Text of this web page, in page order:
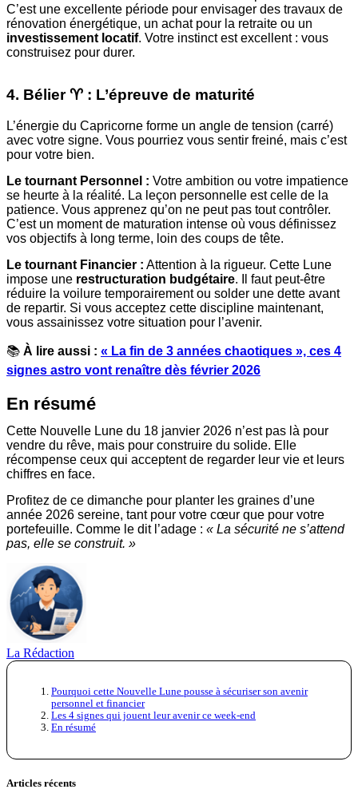
C’est une excellente période pour envisager des travaux de
rénovation énergétique, un achat pour la retraite ou un
investissement locatif. Votre instinct est excellent : vous
construisez pour durer.
4. Bélier ♈️ : L’épreuve de maturité
L’énergie du Capricorne forme un angle de tension (carré)
avec votre signe. Vous pourriez vous sentir freiné, mais c’est
pour votre bien.
Le tournant Personnel : Votre ambition ou votre impatience
se heurte à la réalité. La leçon personnelle est celle de la
patience. Vous apprenez qu’on ne peut pas tout contrôler.
C’est un moment de maturation intense où vous définissez
vos objectifs à long terme, loin des coups de tête.
Le tournant Financier : Attention à la rigueur. Cette Lune
impose une restructuration budgétaire. Il faut peut-être
réduire la voilure temporairement ou solder une dette avant
de repartir. Si vous acceptez cette discipline maintenant,
vous assainissez votre situation pour l’avenir.
📚 À lire aussi : « La fin de 3 années chaotiques », ces 4
signes astro vont renaître dès février 2026
En résumé
Cette Nouvelle Lune du 18 janvier 2026 n’est pas là pour
vendre du rêve, mais pour construire du solide. Elle
récompense ceux qui acceptent de regarder leur vie et leurs
chiffres en face.
Profitez de ce dimanche pour planter les graines d’une
année 2026 sereine, tant pour votre cœur que pour votre
portefeuille. Comme le dit l’adage : « La sécurité ne s’attend
pas, elle se construit. »
La Rédaction
Pourquoi cette Nouvelle Lune pousse à sécuriser son avenir
personnel et financier
Les 4 signes qui jouent leur avenir ce week-end
En résumé
Articles récents